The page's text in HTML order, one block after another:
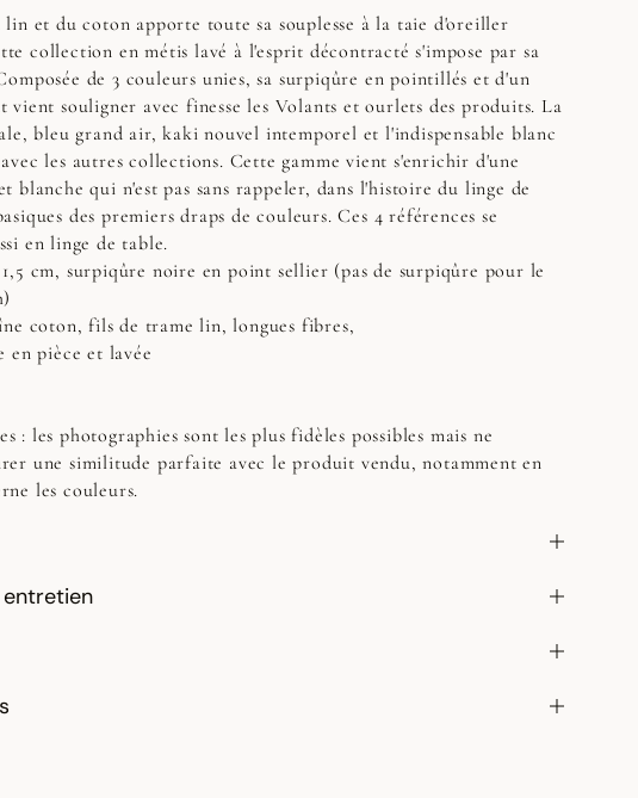
lin et du coton apporte toute sa souplesse à la taie d'oreiller
collection en métis lavé à l'esprit décontracté s'impose par sa
de 3 couleurs unies, sa surpiqûre en pointillés et d'un
vient souligner avec finesse les Volants et ourlets des produits. La
bleu grand air, kaki nouvel intemporel et l'indispensable blanc
les autres collections. Cette gamme vient s'enrichir d'une
blanche qui n'est pas sans rappeler, dans l'histoire du linge de
des premiers draps de couleurs. Ces 4 références se
en linge de table.
cm, surpiqûre noire en point sellier (pas de surpiqûre pour le
coton, fils de trame lin, longues fibres,
pièce et lavée
: les photographies sont les plus fidèles possibles mais ne
une similitude parfaite avec le produit vendu, notamment en
les couleurs.